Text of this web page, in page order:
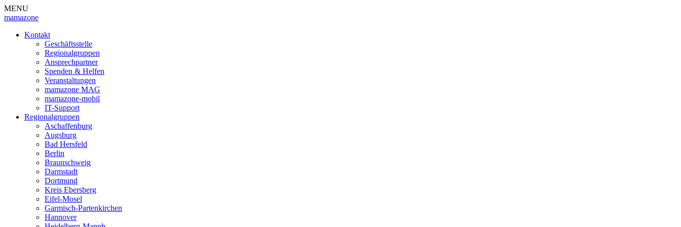
MENU
mamazone
Kontakt
Geschäftsstelle
Regionalgruppen
Ansprechpartner
Spenden & Helfen
Veranstaltungen
mamazone MAG
mamazone-mobil
IT-Support
Regionalgruppen
Aschaffenburg
Augsburg
Bad Hersfeld
Berlin
Braunschweig
Darmstadt
Dortmund
Kreis Ebersberg
Eifel-Mosel
Garmisch-Partenkirchen
Hannover